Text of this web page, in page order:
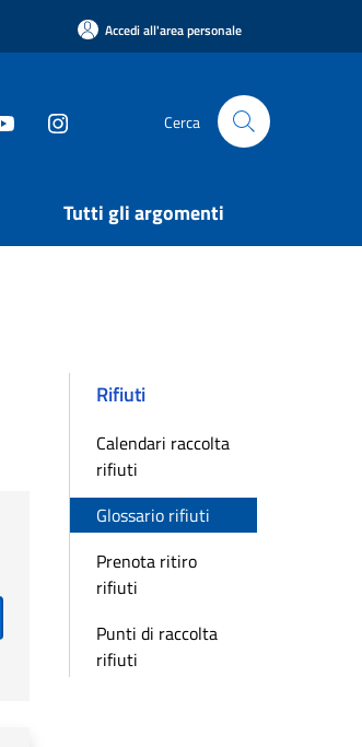
Accedi all'area personale
Cerca
Tutti gli argomenti
Rifiuti
Calendari raccolta
rifiuti
Glossario rifiuti
Prenota ritiro
rifiuti
Punti di raccolta
rifiuti